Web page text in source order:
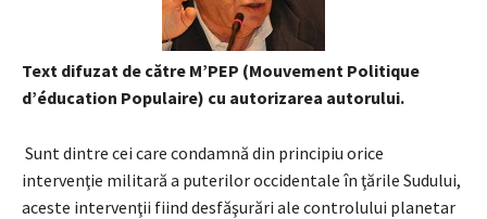
Text difuzat de către M’PEP (Mouvement Politique
d’éducation Populaire) cu autorizarea autorului.
Sunt dintre cei care condamnă din principiu orice
intervenţie militară a puterilor occidentale în ţările Sudului,
aceste intervenţii fiind desfăşurări ale controlului planetar